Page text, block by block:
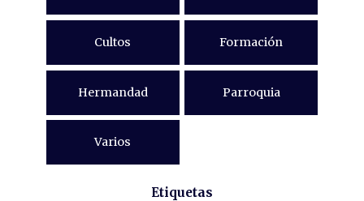
Cultos Formación
Hermandad Parroquia
Varios
Etiquetas